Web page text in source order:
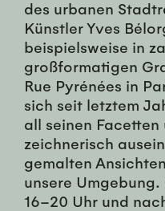
des urbanen
Künstler Yves
beispielsweise in
großformatigen
Rue Pyrénées in
sich seit letztem
all seinen Facetten
zeichnerisch
gemalten
unsere Umgebung.
16–20 Uhr und